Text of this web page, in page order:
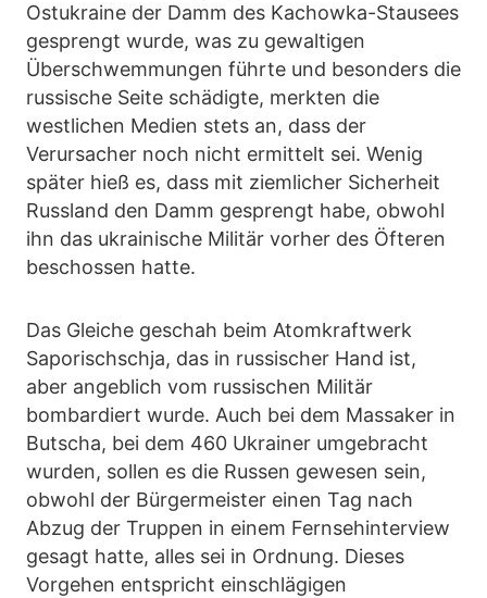
Ostukraine der Damm des Kachowka-Stausees
gesprengt wurde, was zu gewaltigen
Überschwemmungen führte und besonders die
russische Seite schädigte, merkten die
westlichen Medien stets an, dass der
Verursacher noch nicht ermittelt sei. Wenig
später hieß es, dass mit ziemlicher Sicherheit
Russland den Damm gesprengt habe, obwohl
ihn das ukrainische Militär vorher des Öfteren
beschossen hatte.
Das Gleiche geschah beim Atomkraftwerk
Saporischschja, das in russischer Hand ist,
aber angeblich vom russischen Militär
bombardiert wurde. Auch bei dem Massaker in
Butscha, bei dem 460 Ukrainer umgebracht
wurden, sollen es die Russen gewesen sein,
obwohl der Bürgermeister einen Tag nach
Abzug der Truppen in einem Fernsehinterview
gesagt hatte, alles sei in Ordnung. Dieses
Vorgehen entspricht einschlägigen